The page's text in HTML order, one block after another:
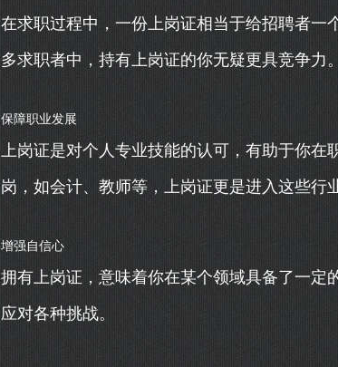
在求职过程中，一份上岗证相当于给招聘者一
多求职者中，持有上岗证的你无疑更具竞争力。
保障职业发展
上岗证是对个人专业技能的认可，有助于你在
岗，如会计、教师等，上岗证更是进入这些行
增强自信心
拥有上岗证，意味着你在某个领域具备了一定
应对各种挑战。